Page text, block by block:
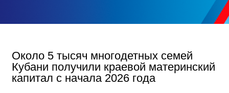
Около 5 тысяч многодетных семей
Кубани получили краевой материнский
капитал с начала 2026 года